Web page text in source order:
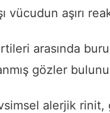
vücudun aşırı
arasında
gözler
alerjik rinit,